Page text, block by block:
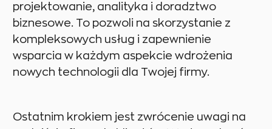
projektowanie, analityka i doradztwo
biznesowe. To pozwoli na skorzystanie z
kompleksowych usług i zapewnienie
wsparcia w każdym aspekcie wdrożenia
nowych technologii dla Twojej firmy.
Ostatnim krokiem jest zwrócenie uwagi na